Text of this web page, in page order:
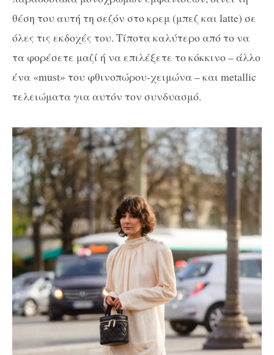
θέση του αυτή τη σεζόν στο κρεμ (μπεζ και latte) σε
όλες τις εκδοχές του. Τίποτα καλύτερο από το να
τα φορέσετε μαζί ή να επιλέξετε το κόκκινο – άλλο
ένα «must» του φθινοπώρου-χειμώνα – και metallic
τελειώματα για αυτόν τον συνδυασμό.